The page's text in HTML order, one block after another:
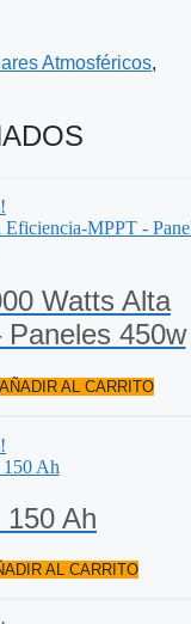
Atmosféricos,
Watts Alta
450w
AÑADIR AL CARRITO
Ah
AL CARRITO